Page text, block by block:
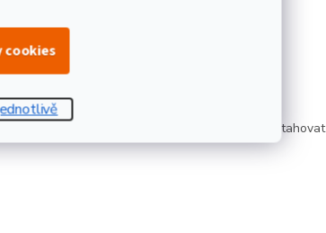
cookiesteplo.
S trochou praxe budete z asador barril vytahovat